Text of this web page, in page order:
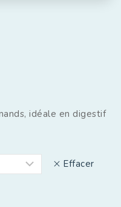
idéale en digestif
Effacer